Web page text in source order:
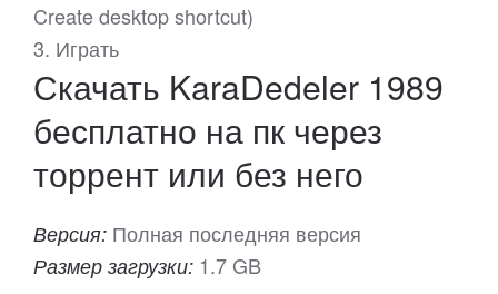
Create desktop shortcut)
3. Играть
Скачать KaraDedeler 1989
бесплатно на пк через
торрент или без него
Версия: Полная последняя версия
Размер загрузки: 1.7 GB